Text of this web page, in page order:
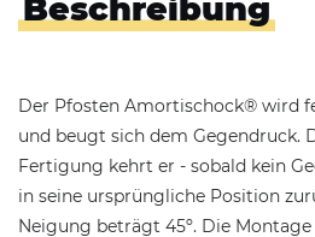
Beschreibung
Der Pfosten Amortischock® wird
und beugt sich dem Gegendruck.
Fertigung kehrt er - sobald kein
in seine ursprüngliche Position
Neigung beträgt 45º. Die